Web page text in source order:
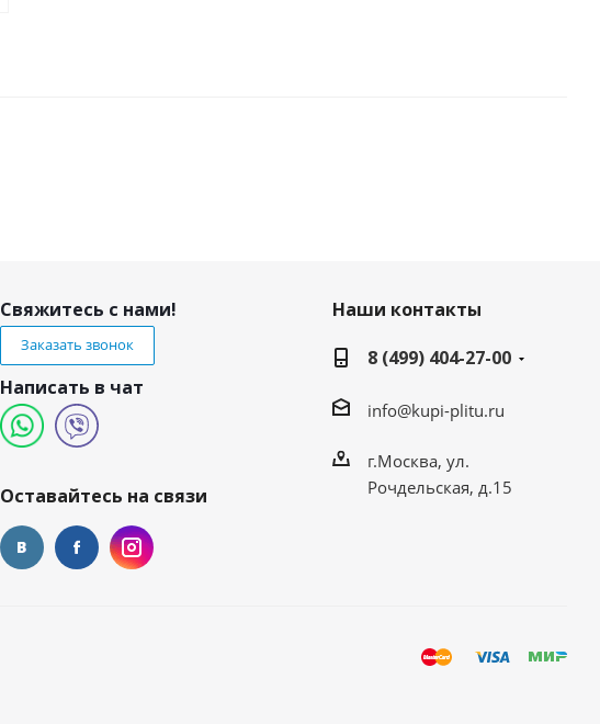
Свяжитесь с нами!
Заказать звонок
Написать в чат
Оставайтесь на связи
Наши контакты
8 (499) 404-27-00
info@kupi-plitu.ru
г.Москва, ул.
Рочдельская, д.15